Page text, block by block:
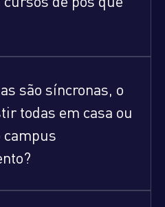
são síncronas, o
todas em casa ou
campus